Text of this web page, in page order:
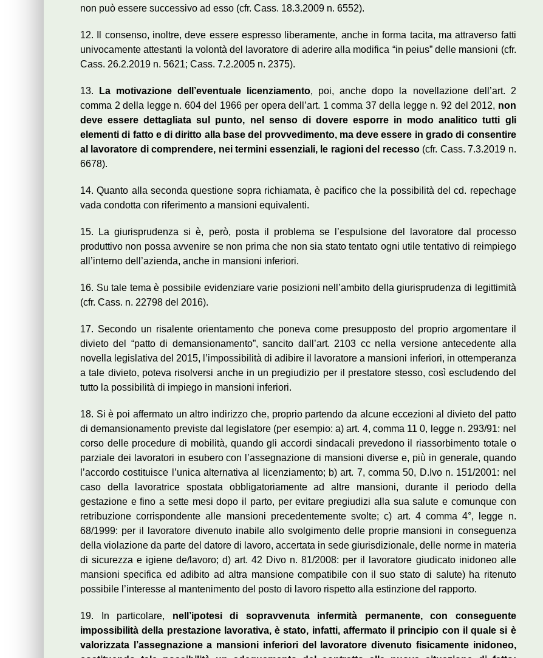
non può essere successivo ad esso (cfr. Cass. 18.3.2009 n. 6552).
12. Il consenso, inoltre, deve essere espresso liberamente, anche in forma tacita, ma attraverso fatti
univocamente attestanti la volontà del lavoratore di aderire alla modifica “in peius” delle mansioni (cfr.
Cass. 26.2.2019 n. 5621; Cass. 7.2.2005 n. 2375).
13. La motivazione dell’eventuale licenziamento, poi, anche dopo la novellazione dell’art. 2
comma 2 della legge n. 604 del 1966 per opera dell’art. 1 comma 37 della legge n. 92 del 2012, non
deve essere dettagliata sul punto, nel senso di dovere esporre in modo analitico tutti gli
elementi di fatto e di diritto alla base del provvedimento, ma deve essere in grado di consentire
al lavoratore di comprendere, nei termini essenziali, le ragioni del recesso(cfr. Cass. 7.3.2019 n.
6678).
14. Quanto alla seconda questione sopra richiamata, è pacifico che la possibilità del cd. repechage
vada condotta con riferimento a mansioni equivalenti.
15. La giurisprudenza si è, però, posta il problema se l’espulsione del lavoratore dal processo
produttivo non possa avvenire se non prima che non sia stato tentato ogni utile tentativo di reimpiego
all’interno dell’azienda, anche in mansioni inferiori.
16. Su tale tema è possibile evidenziare varie posizioni nell’ambito della giurisprudenza di legittimità
(cfr. Cass. n. 22798 del 2016).
17. Secondo un risalente orientamento che poneva come presupposto del proprio argomentare il
divieto del “patto di demansionamento”, sancito dall’art. 2103 cc nella versione antecedente alla
novella legislativa del 2015, l’impossibilità di adibire il lavoratore a mansioni inferiori, in ottemperanza
a tale divieto, poteva risolversi anche in un pregiudizio per il prestatore stesso, così escludendo del
tutto la possibilità di impiego in mansioni inferiori.
18. Si è poi affermato un altro indirizzo che, proprio partendo da alcune eccezioni al divieto del patto
di demansionamento previste dal legislatore (per esempio: a) art. 4, comma 11 0, legge n. 293/91: nel
corso delle procedure di mobilità, quando gli accordi sindacali prevedono il riassorbimento totale o
parziale dei lavoratori in esubero con l’assegnazione di mansioni diverse e, più in generale, quando
l’accordo costituisce l’unica alternativa al licenziamento; b) art. 7, comma 50, D.Ivo n. 151/2001: nel
caso della lavoratrice spostata obbligatoriamente ad altre mansioni, durante il periodo della
gestazione e fino a sette mesi dopo il parto, per evitare pregiudizi alla sua salute e comunque con
retribuzione corrispondente alle mansioni precedentemente svolte; c) art. 4 comma 4°, legge n.
68/1999: per il lavoratore divenuto inabile allo svolgimento delle proprie mansioni in conseguenza
della violazione da parte del datore di lavoro, accertata in sede giurisdizionale, delle norme in materia
di sicurezza e igiene de/lavoro; d) art. 42 Divo n. 81/2008: per il lavoratore giudicato inidoneo alle
mansioni specifica ed adibito ad altra mansione compatibile con il suo stato di salute) ha ritenuto
possibile l’interesse al mantenimento del posto di lavoro rispetto alla estinzione del rapporto.
19. In particolare, nell’ipotesi di sopravvenuta infermità permanente, con conseguente
impossibilità della prestazione lavorativa, è stato, infatti, affermato il principio con il quale si è
valorizzata l’assegnazione a mansioni inferiori del lavoratore divenuto fisicamente inidoneo,